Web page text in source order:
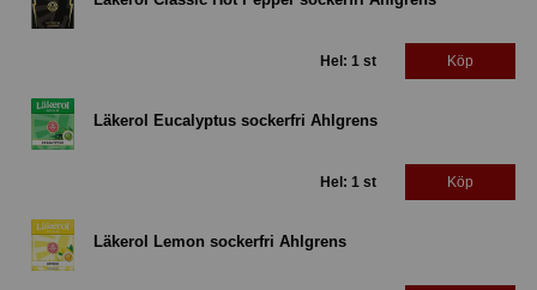
Hel: 1 st Köp
Läkerol Eucalyptus sockerfri Ahlgrens
Hel: 1 st Köp
Läkerol Lemon sockerfri Ahlgrens